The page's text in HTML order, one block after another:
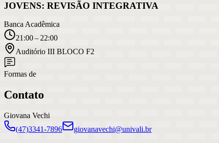
JOVENS: REVISÃO INTEGRATIVA
Banca Acadêmica
21:00 – 22:00
Auditório III BLOCO F2
Formas de
Contato
Giovana Vechi
(47)3341-7896
giovanavechi@univali.br